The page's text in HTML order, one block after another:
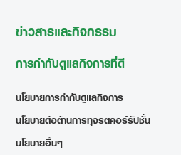
ข่าวสารและกิจกรรม
การกำกับดูแลกิจการที่ดี
นโยบายการกำกับดูแลกิจการ
นโยบายต่อต้านการทุจริตคอร์รัปชั่น
นโยบายอื่นๆ